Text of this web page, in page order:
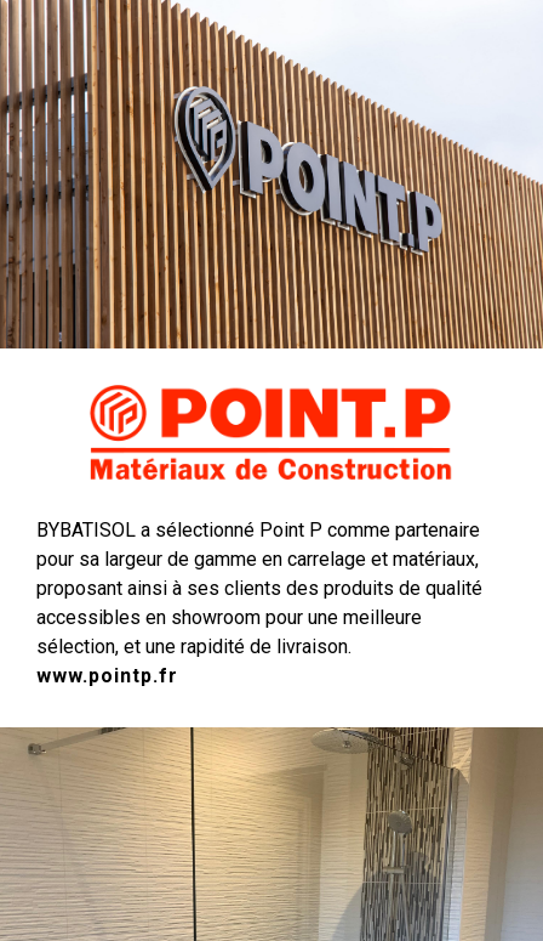
BYBATISOL a sélectionné Point P comme partenaire
pour sa largeur de gamme en carrelage et matériaux,
proposant ainsi à ses clients des produits de qualité
accessibles en showroom pour une meilleure
sélection, et une rapidité de livraison.
www.pointp.fr